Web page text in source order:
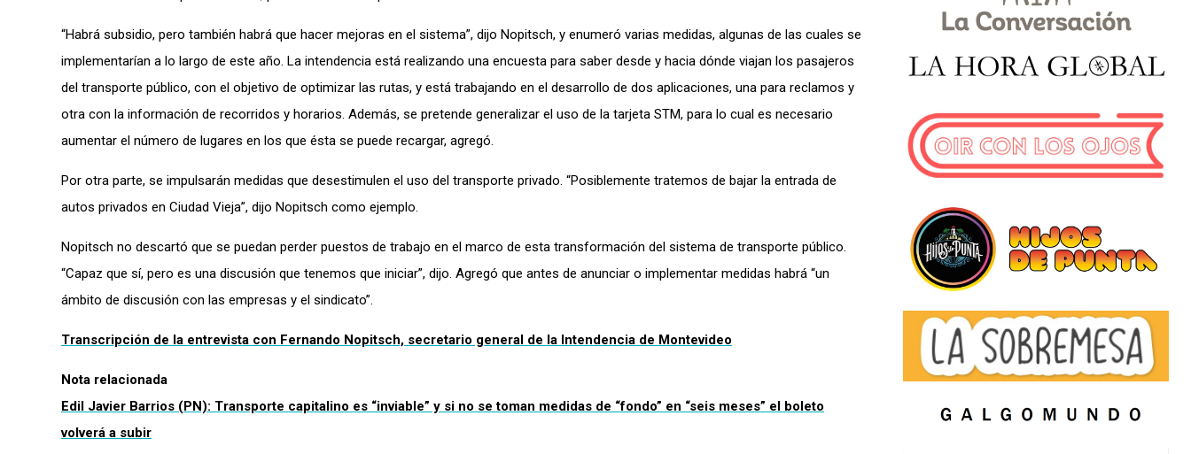
“Habrá subsidio, pero también habrá que hacer mejoras en el sistema”, dijo Nopitsch, y enumeró varias medidas, algunas de las cuales se
implementarían a lo largo de este año. La intendencia está realizando una encuesta para saber desde y hacia dónde viajan los pasajeros
del transporte público, con el objetivo de optimizar las rutas, y está trabajando en el desarrollo de dos aplicaciones, una para reclamos y
otra con la información de recorridos y horarios. Además, se pretende generalizar el uso de la tarjeta STM, para lo cual es necesario
aumentar el número de lugares en los que ésta se puede recargar, agregó.
Por otra parte, se impulsarán medidas que desestimulen el uso del transporte privado. “Posiblemente tratemos de bajar la entrada de
autos privados en Ciudad Vieja”, dijo Nopitsch como ejemplo.
Nopitsch no descartó que se puedan perder puestos de trabajo en el marco de esta transformación del sistema de transporte público.
“Capaz que sí, pero es una discusión que tenemos que iniciar”, dijo. Agregó que antes de anunciar o implementar medidas habrá “un
ámbito de discusión con las empresas y el sindicato”.
Transcripción de la entrevista con Fernando Nopitsch, secretario general de la Intendencia de Montevideo
Nota relacionada
Edil Javier Barrios (PN): Transporte capitalino es “inviable” y si no se toman medidas de “fondo” en “seis meses” el boleto
volverá a subir